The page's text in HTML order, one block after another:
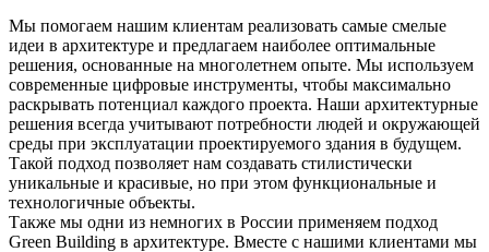
Мы помогаем нашим клиентам реализовать самые смелые
идеи в архитектуре и предлагаем наиболее оптимальные
решения, основанные на многолетнем опыте. Мы используем
современные цифровые инструменты, чтобы максимально
раскрывать потенциал каждого проекта. Наши архитектурные
решения всегда учитывают потребности людей и окружающей
среды при эксплуатации проектируемого здания в будущем.
Такой подход позволяет нам создавать стилистически
уникальные и красивые, но при этом функциональные и
технологичные объекты.
Также мы одни из немногих в России применяем подход
Green Building в архитектуре. Вместе с нашими клиентами мы